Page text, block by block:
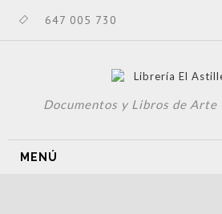
647 005 730
Documentos y Libros de Arte
MENÚ